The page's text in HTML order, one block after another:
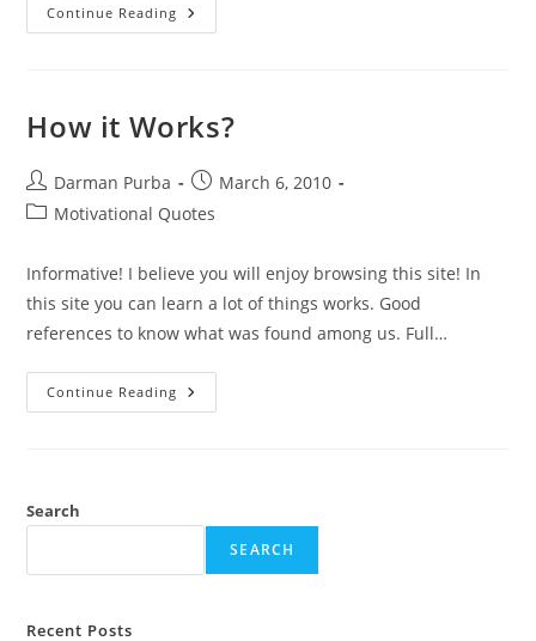
Continue Reading Paskah
Di
Baru
How it Works?
Post
author:
Darman Purba
Post
published:
March 6, 2010
PostMotivational Quotes
Informative! I believe you will enjoy browsing this site! In
this site you can learn a lot of things works. Good
references to know what was found among us. Full…
Continue Reading How
It
Search
SEARCH
Recent Posts